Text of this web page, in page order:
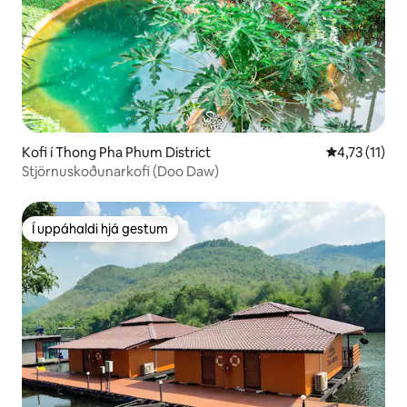
Kofi í Thong Pha Phum District 4,73 af 5 í
4,73 (11)
Stjörnuskoðunarkofi (Doo Daw)
Í uppáhaldi hjá gestum
Í uppáhaldi hjá gestum